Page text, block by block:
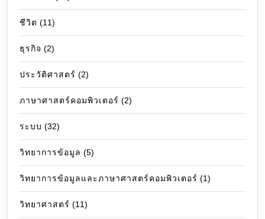
ชีวิต (11)
ธุรกิจ (2)
ประวัติศาสตร์ (2)
ภาษาศาสตร์คอมพิวเตอร์ (2)
ระบบ (32)
วิทยาการข้อมูล (5)
วิทยาการข้อมูลและภาษาศาสตร์คอมพิวเตอร์ (1)
วิทยาศาสตร์ (11)